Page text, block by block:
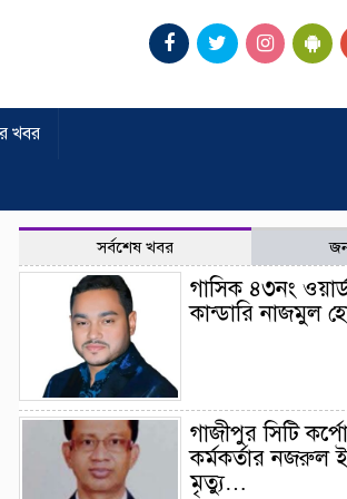
খবর
সর্বশেষ খবর
গাসিক ৪৩নং
কান্ডারি নাজমুল
গাজীপুর সিটি
কর্মকর্তার নজরুল
মৃত্যু…